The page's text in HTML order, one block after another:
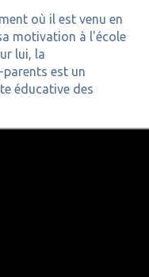
où il est venu en
motivation à l'école
lui, la
est un
éducative des